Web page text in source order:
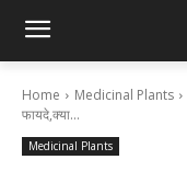
Home Medicinal Plants
फायदे,क्या...
Medicinal Plants